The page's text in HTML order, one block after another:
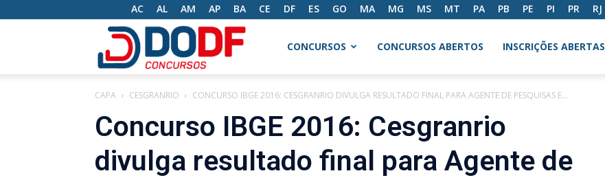
AC AL AM AP BA CE DF ES GO MA MG MS MT PA PB PE PI PR RJ
Concursos
CONCURSOS CONCURSOS ABERTOS INSCRIÇÕES ABERTAS
CAPA CESGRANRIO CONCURSO IBGE 2016: CESGRANRIO DIVULGA RESULTADO FINAL PARA AGENTE DE PESQUISAS E...
Concurso IBGE 2016: Cesgranrio
divulga resultado final para Agente de